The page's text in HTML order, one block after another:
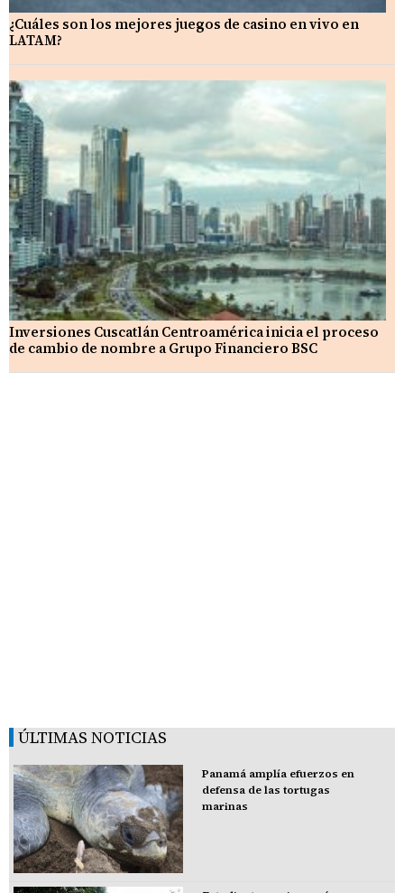
¿Cuáles son los mejores juegos de casino en vivo en
LATAM?
Inversiones Cuscatlán Centroamérica inicia el proceso
de cambio de nombre a Grupo Financiero BSC
ÚLTIMAS NOTICIAS
Panamá amplía efuerzos en
defensa de las tortugas
marinas